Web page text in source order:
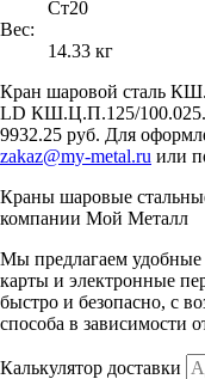
Ст20
Вес:
14.33 кг
Кран шаровой сталь
LD КШ.Ц.П.125/
9932.25 руб. Для
zakaz@my-metal.ru или
Краны шаровые
компании Мой Металл
Мы предлагаем удобные
карты и электронные
быстро и безопасно, с
способа в зависимости
Калькулятор доставки